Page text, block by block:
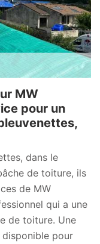
MW
pour un
dans le
de toiture, ils
de MW
qui a une
de toiture. Une
disponible pour